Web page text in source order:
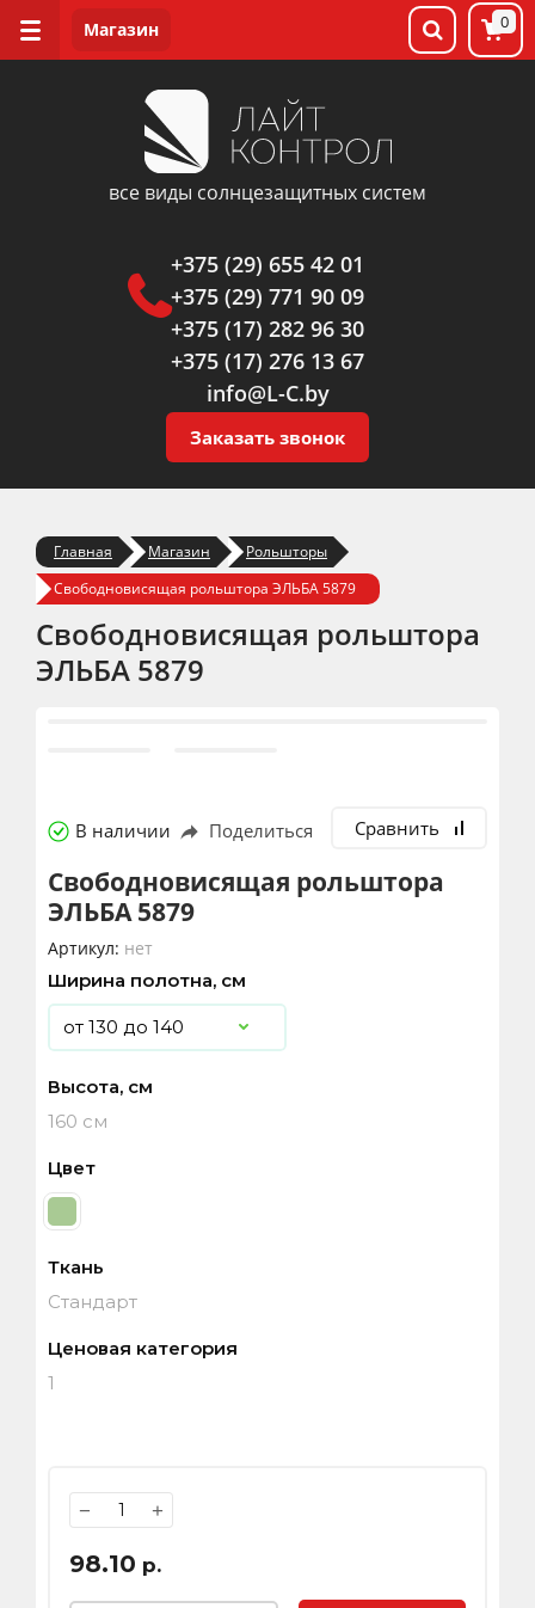
все виды солнцезащитных систем
+375 (29) 655 42 01
+375 (29) 771 90 09
+375 (17) 282 96 30
+375 (17) 276 13 67
info@L-C.by
Заказать звонок
0
Главная Магазин
Рольшторы
Свободновисящая рольштора ЭЛЬБА 5879
Свободновисящая рольштора
ЭЛЬБА 5879
В наличии Поделиться Сравнить
Свободновисящая рольштора
ЭЛЬБА 5879
Артикул: нет
Ширина полотна, см
Высота, см
160 см
Цвет
Ткань
Стандарт
Ценовая категория
1
− +
98.10 р.